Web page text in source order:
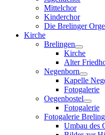
Mittelchor
Kinderchor
Die Brelinger
Kirche
Brelingen
Kirche
Alter
Negenborn
Kapelle
Fotogalerie
Oegenbostel
Fotogalerie
Fotogalerie
Umbau des